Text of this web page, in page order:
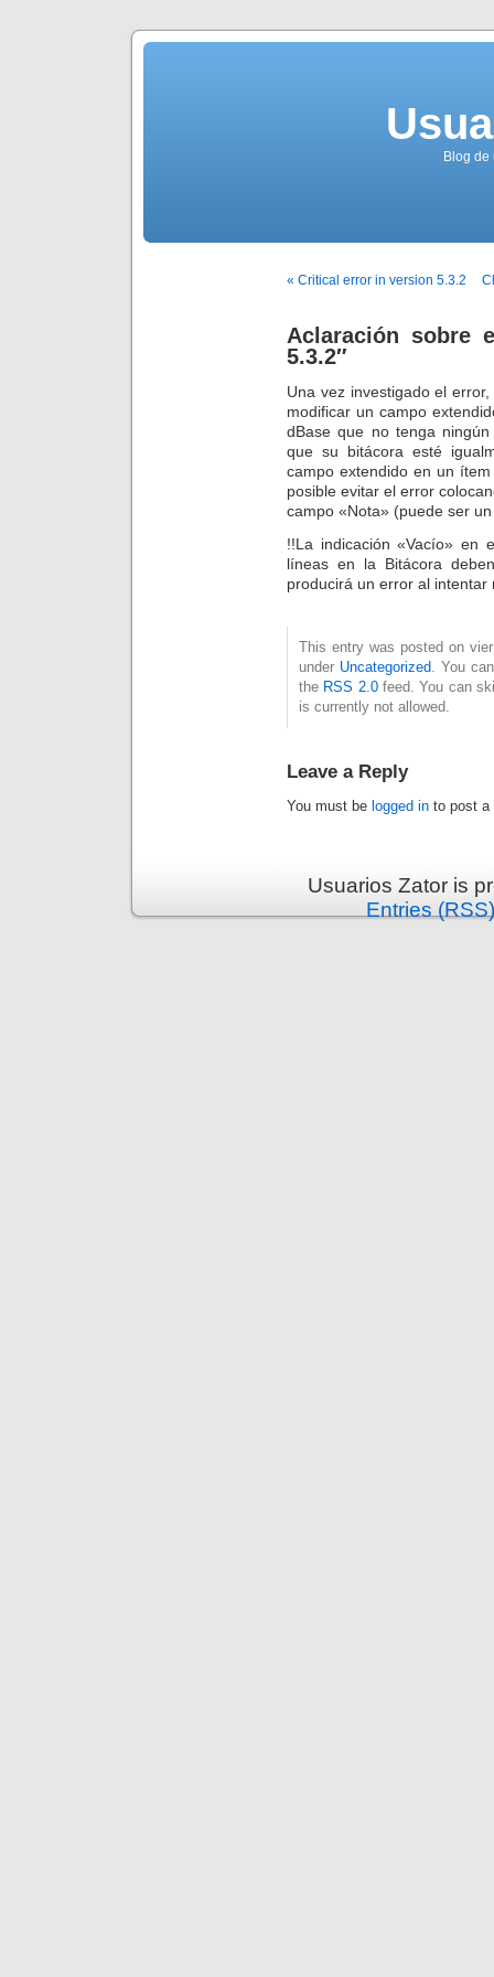
Blog de
« Critical error in version 5.3.2
Aclaración sobre
5.3.2″
Una vez investigado el
modificar un campo
dBase que no tenga
que su bitácora esté
campo extendido en un
posible evitar el error
campo «Nota» (puede ser
!!La indicación «Vacío» en
líneas en la Bitácora
producirá un error al
This entry was posted on
under Uncategorized. You
the RSS 2.0feed. You can
is currently not allowed.
Leave a Reply
You must be logged in to post a
Usuarios Zator is
Entries (RSS)